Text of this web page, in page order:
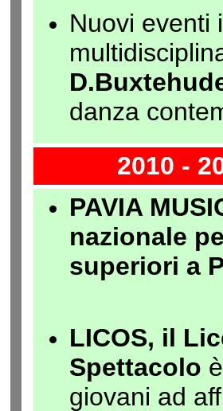
Nuovi eventi
danza
2010 -
PAVIA
nazionale
superiori a
LICOS, il
Spettacolo
giovani ad